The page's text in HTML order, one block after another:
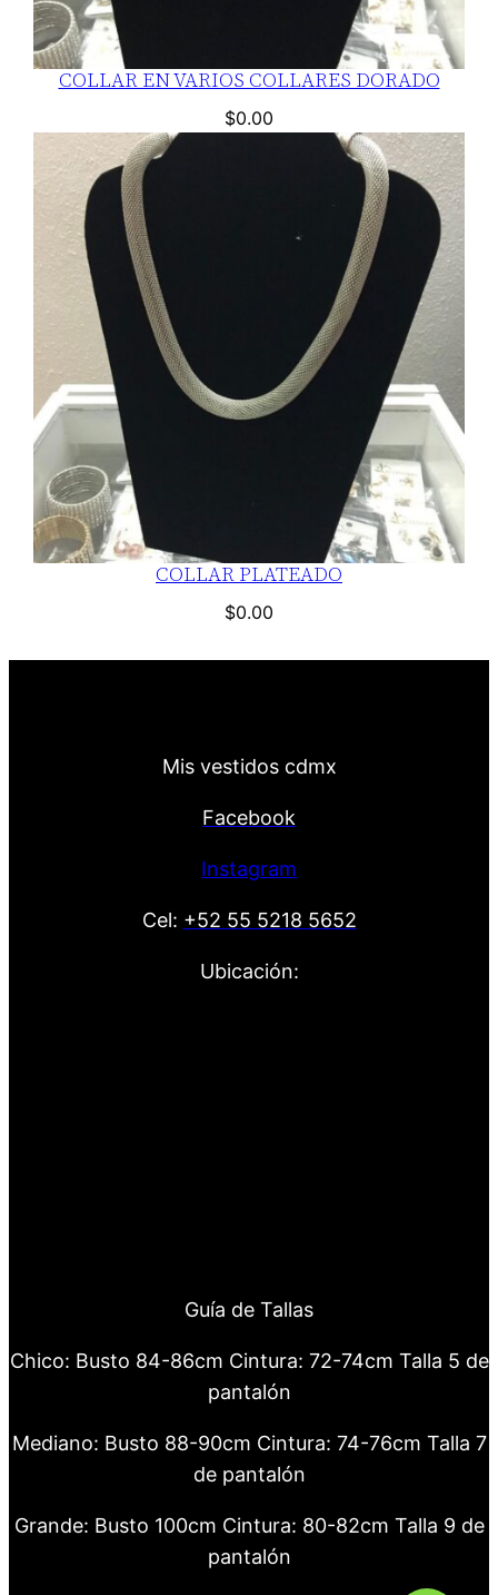
COLLAR EN VARIOS COLLARES DORADO
$0.00
COLLAR PLATEADO
$0.00
Mis vestidos cdmx
Facebook
Instagram
Cel: +52 55 5218 5652
Ubicación:
Guía de Tallas
Chico: Busto 84-86cm Cintura: 72-74cm Talla 5 de
pantalón
Mediano: Busto 88-90cm Cintura: 74-76cm Talla 7
de pantalón
Grande: Busto 100cm Cintura: 80-82cm Talla 9 de
pantalón